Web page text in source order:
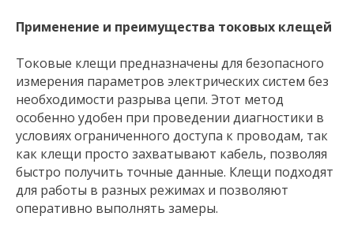
Применение и преимущества токовых клещей
Токовые клещи предназначены для безопасного
измерения параметров электрических систем без
необходимости разрыва цепи. Этот метод
особенно удобен при проведении диагностики в
условиях ограниченного доступа к проводам, так
как клещи просто захватывают кабель, позволяя
быстро получить точные данные. Клещи подходят
для работы в разных режимах и позволяют
оперативно выполнять замеры.